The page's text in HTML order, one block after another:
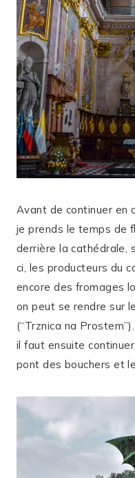
Avant de continuer en
je prends le temps de
derrière la cathédrale,
ci, les producteurs du
encore des fromages
on peut se rendre sur
(“Trznica na
il faut ensuite
pont des bouchers et le